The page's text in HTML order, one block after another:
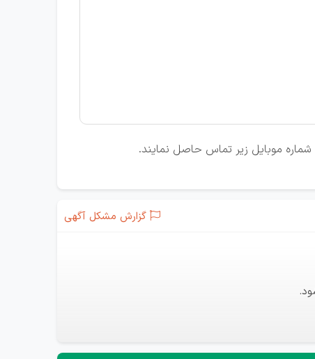
شماره موبایل زیر تماس حاصل نمایند.
گزارش مشکل آگهی